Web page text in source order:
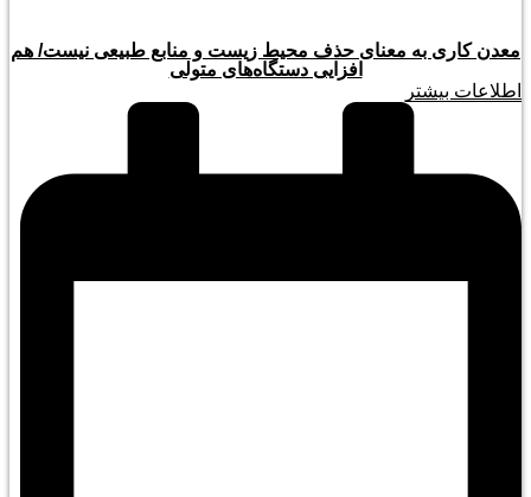
معدن کاری به معنای حذف محیط زیست و منابع طبیعی نیست/ هم
افزایی دستگاه‌های متولی
اطلاعات بیشتر